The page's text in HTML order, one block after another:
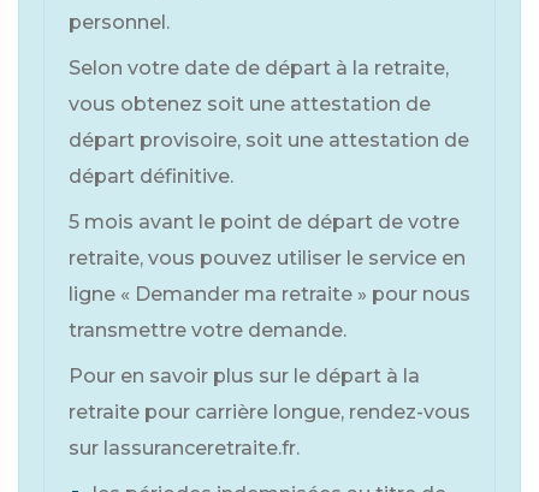
personnel.
Selon votre date de départ à la retraite,
vous obtenez soit une attestation de
départ provisoire, soit une attestation de
départ définitive.
5 mois avant le point de départ de votre
retraite, vous pouvez utiliser le service en
ligne « Demander ma retraite » pour nous
transmettre votre demande.
Pour en savoir plus sur le départ à la
retraite pour carrière longue, rendez-vous
sur lassuranceretraite.fr.